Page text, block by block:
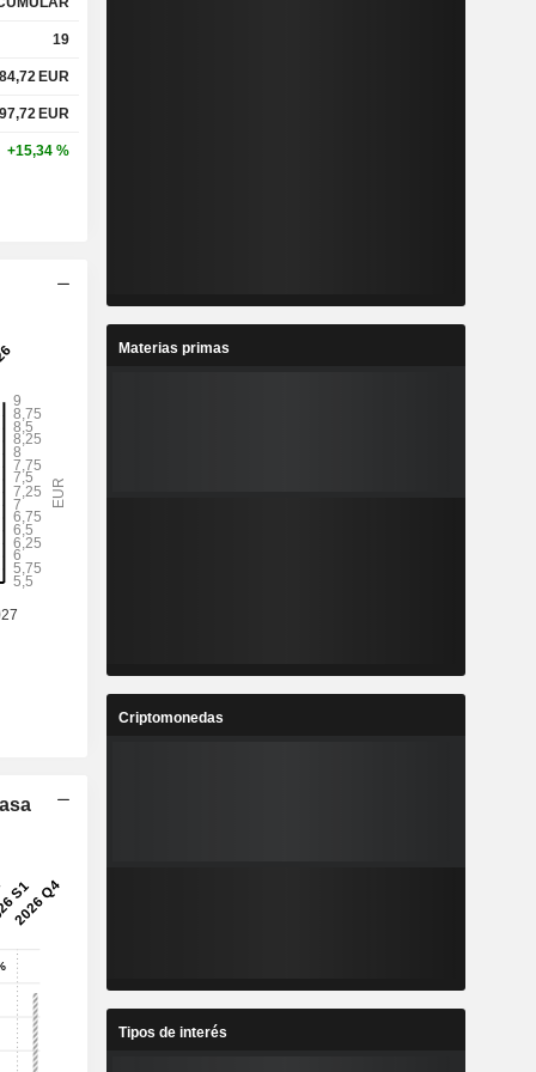
60,34
19
84,72 EUR
97,72 EUR
+15,34 %
Materias primas
Criptomonedas
Tipos de interés